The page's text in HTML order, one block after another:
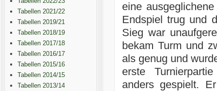
Tabellen 2021/22
Tabellen 2019/21
Tabellen 2018/19
Tabellen 2017/18
Tabellen 2016/17
Tabellen 2015/16
Tabellen 2014/15
Tabellen 2013/14
eine
Endspiel trug und
Sieg war
bekam Turm und
als genug und
erste
anders gespielt.